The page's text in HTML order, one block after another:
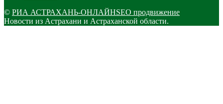
© РИА АСТРАХАНЬ-ОНЛАЙНSEO продвижение
Новости из Астрахани и Астраханской области.